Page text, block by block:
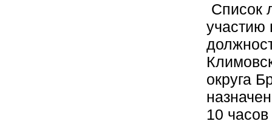
Список
участию
округа
10